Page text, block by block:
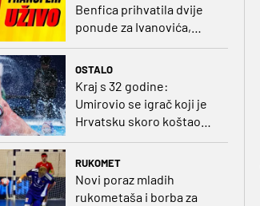
Benfica prihvatila dvije
ponude za Ivanovića,
Vukovar doveo
OSTALO
Kraj s 32 godine:
Umirovio se igrač koji je
Hrvatsku skoro koštao
RUKOMET
Novi poraz mladih
rukometaša i borba za